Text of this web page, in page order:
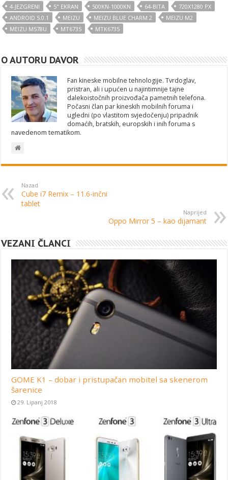
4-JEZGRENI
5" EKRAN 500KN-1000KN 64-BITA
720X1280 PX
ANDROID 5.0.1
MEIZU MEIZU BLUE CHARM 2
MEIZU M2
MEIZU M578U
MT6735 MTK6735
O AUTORU DAVOR
Fan kineske mobilne tehnologije. Tvrdoglav,
pristran, ali i upućen u najintimnije tajne
dalekoistočnih proizvođača pametnih telefona.
Počasni član par kineskih mobilnih foruma i
ugledni (po vlastitom svjedočenju) pripadnik
domaćih, bratskih, europskih i inih foruma s
navedenom tematikom.
Nazad
Cube i7 Remix – 11.6-inčni
tablet
Naprijed
Oppo Mirror 5 – kao dijamant
VEZANI ČLANCI
GOME K1 – dobar i pristupačan mobitel sa skenerom
šarenice
29. Lipanj 2018